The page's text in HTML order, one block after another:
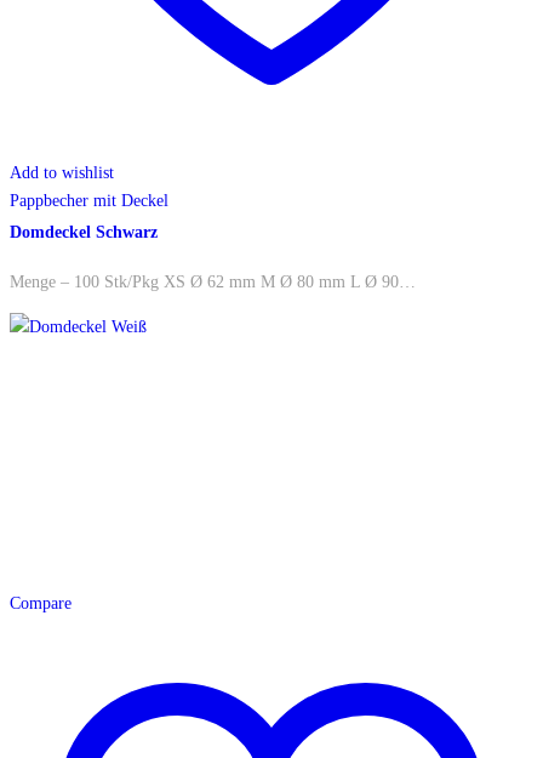
Add to wishlist
Pappbecher mit Deckel
Domdeckel Schwarz
Menge – 100 Stk/Pkg XS Ø 62 mm M Ø 80 mm L Ø 90…
Compare